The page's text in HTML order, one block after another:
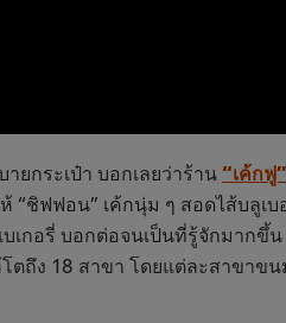
กระเป๋า บอกเลยว่าร้าน“เค้กฟู”
ชิฟฟอน” เค้กนุ่ม ๆ สอดไส้บลู
กอรี่ บอกต่อจนเป็นที่รู้จักมากขึ้
ตถึง 18 สาขา โดยแต่ละสาขา